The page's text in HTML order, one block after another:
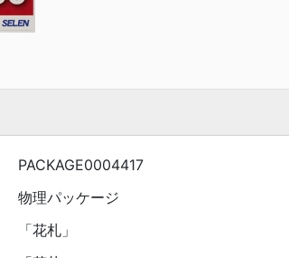
PACKAGE0004417
物理パッケージ
「花札」